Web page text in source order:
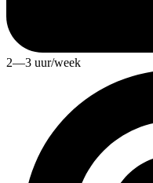
2—3 uur/week